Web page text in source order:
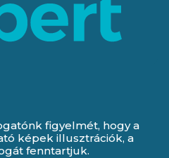
figyelmét, hogy a
képek illusztrációk, a
fenntartjuk.